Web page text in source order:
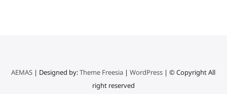
AEMAS | Designed by:Theme Freesia |WordPress | © Copyright All
right reserved